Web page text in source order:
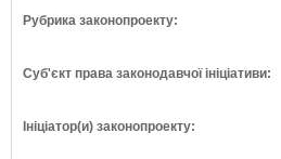
Рубрика законопроекту:
Суб'єкт права законодавчої ініціативи:
Ініціатор(и) законопроекту: